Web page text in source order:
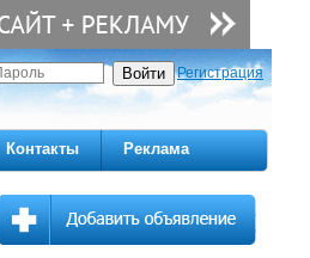
Регистрация
Контакты Реклама